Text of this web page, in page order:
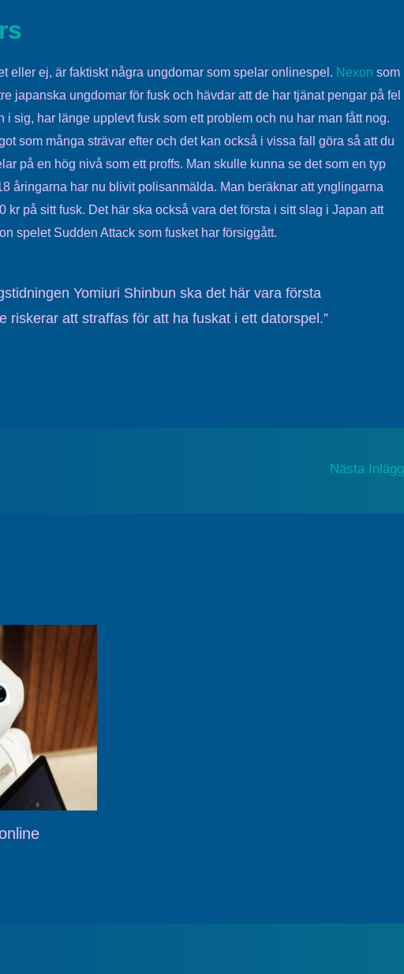
eller ej, är faktiskt några ungdomar som spelar onlinespel. Nexon som
japanska ungdomar för fusk och hävdar att de har tjänat pengar på fel
i sig, har länge upplevt fusk som ett problem och nu har man fått nog.
som många strävar efter och det kan också i vissa fall göra så att du
på en hög nivå som ett proffs. Man skulle kunna se det som en typ
åringarna har nu blivit polisanmälda. Man beräknar att ynglingarna
kr på sitt fusk. Det här ska också vara det första i sitt slag i Japan att
spelet Sudden Attack som fusket har försiggått.
Yomiuri Shinbun ska det här vara första
riskerar att straffas för att ha fuskat i ett datorspel.”
Nästa Inlägg